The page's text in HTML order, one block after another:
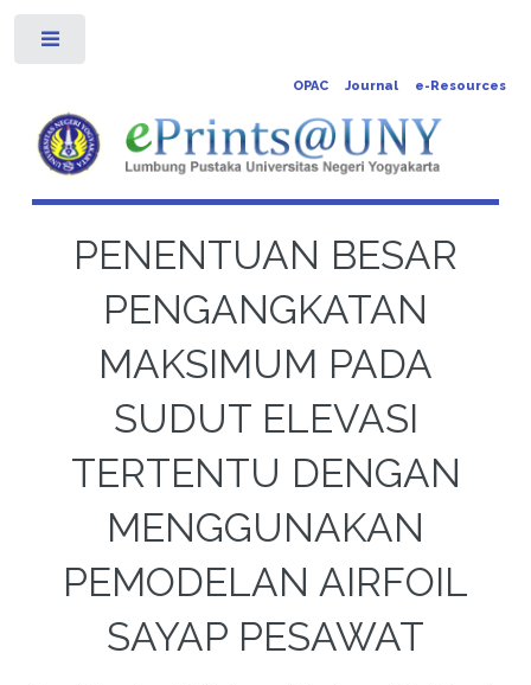
OPAC Journal e-Resources
PENENTUAN BESAR
PENGANGKATAN
MAKSIMUM PADA
SUDUT ELEVASI
TERTENTU DENGAN
MENGGUNAKAN
PEMODELAN AIRFOIL
SAYAP PESAWAT